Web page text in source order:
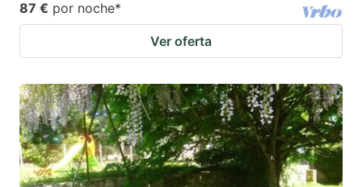
87 € por noche*
Ver oferta